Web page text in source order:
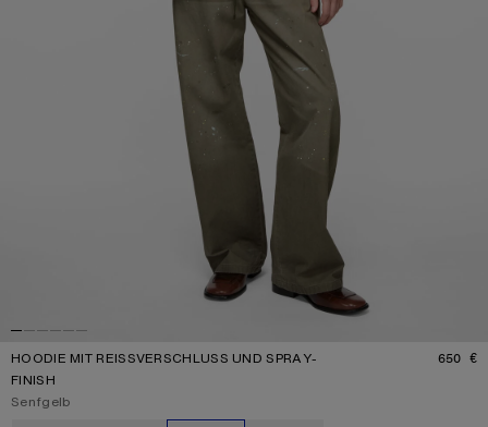
HOODIE MIT REISSVERSCHLUSS UND SPRAY-F
INISH
650 €
Aktuelle Farbe:
Senfgelb